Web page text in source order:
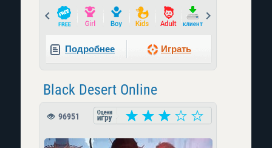
Prev
Подробнее Играть
Black Desert Online
96951